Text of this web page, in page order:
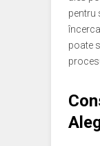
pentru
poate